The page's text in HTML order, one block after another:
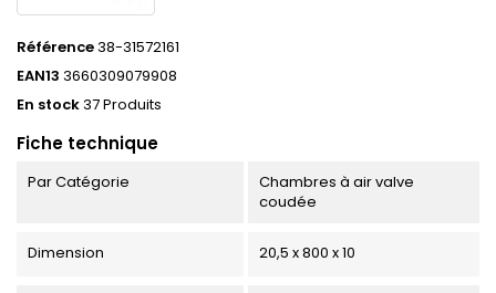
Référence38-31572161
EAN13 3660309079908
En stock37 Produits
Fiche technique
Par Catégorie
Chambres à air valve
coudée
Dimension 20,5 x 800 x 10